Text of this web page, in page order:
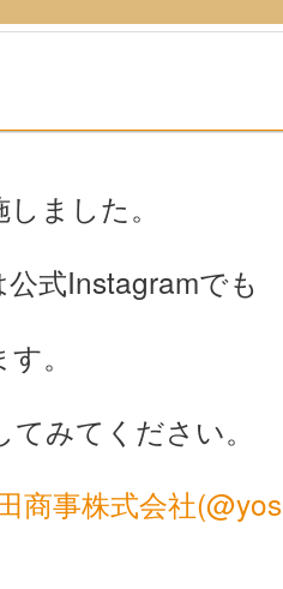
ました。
式Instagramでも
。
みてください。
商事株式会社